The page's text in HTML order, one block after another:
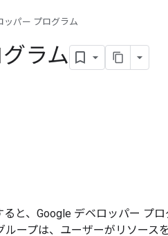
ッパー プログラム
ラム
ると、Google デベロッパー プ
ループは、ユーザーがリソー